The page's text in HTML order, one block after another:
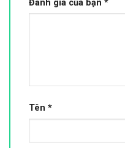
Đánh giá của bạn *
Tên *